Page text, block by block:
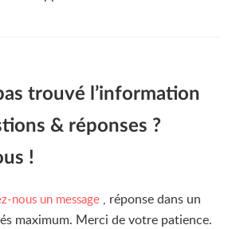
trouvé l’information
& réponses ?
!
nous un message , réponse dans un
maximum. Merci de votre patience.